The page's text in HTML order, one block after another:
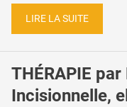
LIRE LA SUITE
THÉRAPIE par
Incisionnelle,